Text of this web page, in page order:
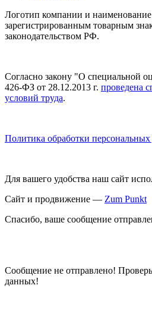
Логотип компании и
зарегистрированным товарным
законодательством РФ.
Согласно закону "О специальной
426-ФЗ от 28.12.2013 г. проведена
условий труда.
Политика обработки
Для вашего удобства наш сайт
Сайт и продвижение — Zum Punkt
Спасибо, ваше сообщение
Сообщение не отправлено!
данных!